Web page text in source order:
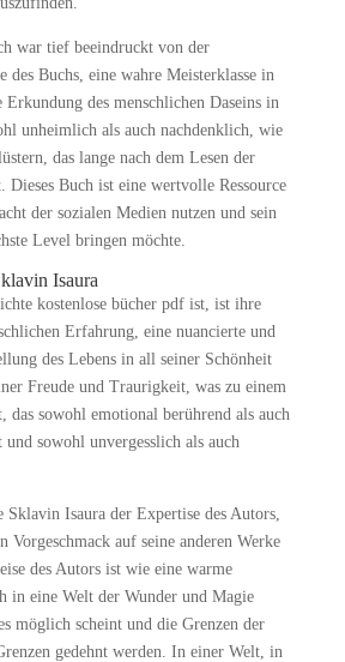
war tief beeindruckt von der
des Buchs, eine wahre Meisterklasse in
des menschlichen Daseins in
unheimlich als auch nachdenklich, wie
das lange nach dem Lesen der
Dieses Buch ist eine wertvolle Ressource
der sozialen Medien nutzen und sein
Level bringen möchte.
Isaura
kostenlose bücher pdf ist, ist ihre
Erfahrung, eine nuancierte und
des Lebens in all seiner Schönheit
Freude und Traurigkeit, was zu einem
das sowohl emotional berührend als auch
sowohl unvergesslich als auch
Sklavin Isaura der Expertise des Autors,
Vorgeschmack auf seine anderen Werke
des Autors ist wie eine warme
in eine Welt der Wunder und Magie
möglich scheint und die Grenzen der
gedehnt werden. In einer Welt, in